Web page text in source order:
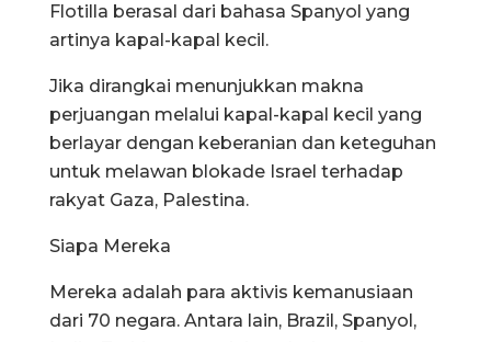
Flotilla berasal dari bahasa Spanyol yang
artinya kapal-kapal kecil.
Jika dirangkai menunjukkan makna
perjuangan melalui kapal-kapal kecil yang
berlayar dengan keberanian dan keteguhan
untuk melawan blokade Israel terhadap
rakyat Gaza, Palestina.
Siapa Mereka
Mereka adalah para aktivis kemanusiaan
dari 70 negara. Antara lain, Brazil, Spanyol,